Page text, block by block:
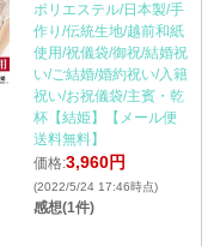
ポリエステル/日本製/手
作り/伝統生地/越前和紙
使用/祝儀袋/御祝/結婚祝
い/ご結婚/婚約祝い/入籍
祝い/お祝儀袋/主賓・乾
杯【結姫】【メール便
送料無料】
価格:3,960円
(2022/5/24 17:46時点)
感想(1件)